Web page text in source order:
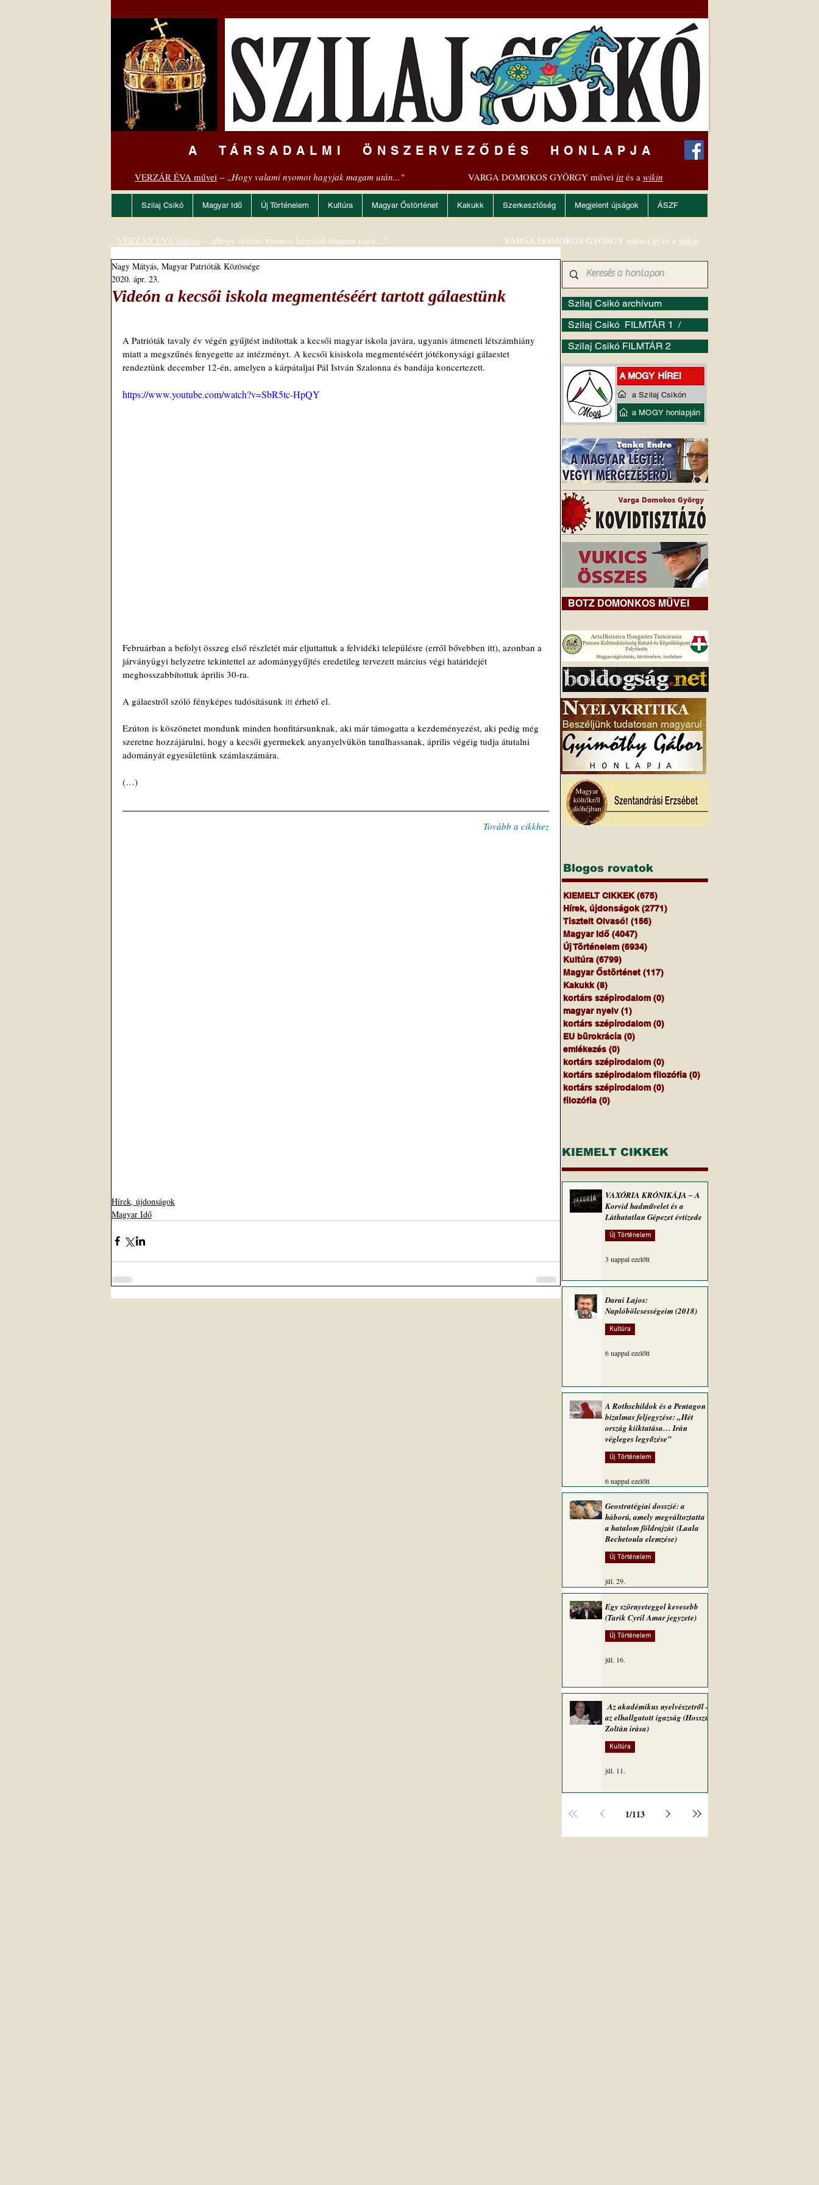
A TÁRSADALMI ÖNSZERVEZŐDÉS HONLAPJA
VERZÁR ÉVA művei – „Hogy valami nyomot hagyjak magam után..." VARGA DOMOKOS GYÖRGY művei ittés a wikin
Szilaj Csikó Magyar Idő Új Történelem Kultúra Magyar Őstörténet Kakukk Szerkesztőség Megjelent újságok ÁSZF
Videón a kecsői iskola megmentéséért tartott gálaestünk
Nagy Mátyás, Magyar Patrióták Közössége
2020. ápr. 23.
A Patrióták tavaly év végén gyűjtést indítottak a kecsői magyar iskola javára, ugyanis átmeneti létszámhiány
miatt a megszűnés fenyegette az intézményt. A kecsői kisiskola megmentéséért jótékonysági gálaestet
rendeztünk december 12-én, amelyen a kárpátaljai Pál István Szalonna és bandája koncertezett.
https://www.youtube.com/watch?v=SbR5tc-HpQY
Februárban a befolyt összeg első részletét már eljuttattuk a felvidéki településre (erről bővebben itt), azonban a
járványügyi helyzetre tekintettel az adománygyűjtés eredetileg tervezett március végi határidejét
meghosszabbítottuk április 30-ra.
A gálaestről szóló fényképes tudósításunk itt érhető el.
Ezúton is köszönetet mondunk minden honfitársunknak, aki már támogatta a kezdeményezést, aki pedig még
szeretne hozzájárulni, hogy a kecsői gyermekek anyanyelvükön tanulhassanak, április végéig tudja átutalni
adományát egyesületünk számlaszámára.
(…)
Tovább a cikkhez
Hírek, újdonságok
Magyar Idő
Szilaj Csikó archívum
Szilaj Csikó FILMTÁR 1 /
Szilaj Csikó FILMTÁR 2
VERZÁR ÉVA művei – „Hogy valami nyomot hagyjak magam után..." VARGA DOMOKOS GYÖRGY művei itt és a wikin
BOTZ DOMONKOS MŰVEI
Blogos rovatok
KIEMELT CIKKEK (675)
Hírek, újdonságok (2771)
Tisztelt Olvasó! (156)
Magyar Idő (4047)
Új Történelem (6934)
Kultúra (6799)
Magyar Őstörténet (117)
Kakukk (8)
kortárs szépirodalom (0)
magyar nyelv (1)
kortárs szépirodalom (0)
EU bürokrácia (0)
emlékezés (0)
kortárs szépirodalom (0)
kortárs szépirodalom filozófia (0)
kortárs szépirodalom (0)
filozófia (0)
KIEMELT CIKKEK
VAXÓRIA KRÓNIKÁJA ‒ A
Korvid hadművelet és a
Láthatatlan Gépezet évtizede
Új Történelem
3 nappal ezelőtt
Darai Lajos:
Naplóbölcsességeim (2018)
Kultúra
6 nappal ezelőtt
A Rothschildok és a Pentagon
bizalmas feljegyzése: „Hét
ország kiiktatása… Irán
végleges legyőzése”
Új Történelem
6 nappal ezelőtt
Geostratégiai dosszié: a
háború, amely megváltoztatta
a hatalom földrajzát (Laala
Bechetoula elemzése)
Új Történelem
júl. 29.
Egy szörnyeteggel kevesebb
(Tarik Cyril Amar jegyzete)
Új Történelem
júl. 16.
Az akadémikus nyelvészetről –
az elhallgatott igazság (Hosszú
Zoltán írása)
Kultúra
júl. 11.
1/113
a Szilaj Csikón
a MOGY honlapján